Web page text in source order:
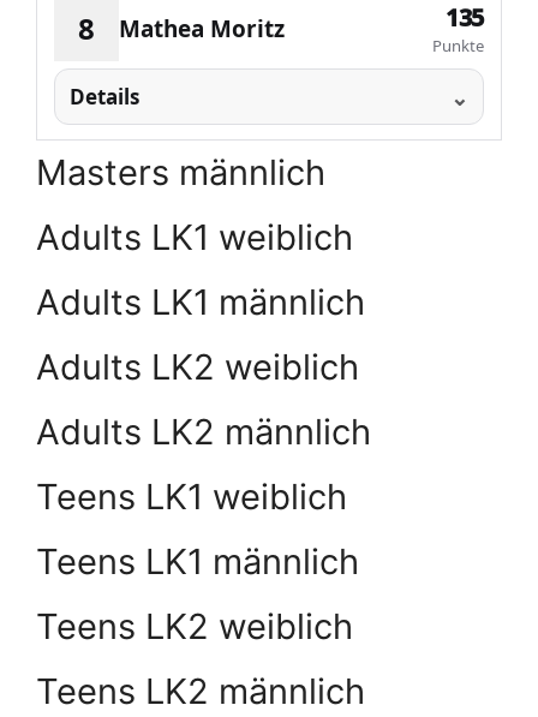
8 Mathea Moritz 135
Punkte
Details
Masters männlich
Adults LK1 weiblich
Adults LK1 männlich
Adults LK2 weiblich
Adults LK2 männlich
Teens LK1 weiblich
Teens LK1 männlich
Teens LK2 weiblich
Teens LK2 männlich